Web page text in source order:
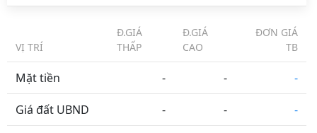
VỊ TRÍ
Đ.GIÁ
THẤP
Đ.GIÁ
CAO
ĐƠN GIÁ
TB
Mặt tiền - - -
Giá đất UBND - - -